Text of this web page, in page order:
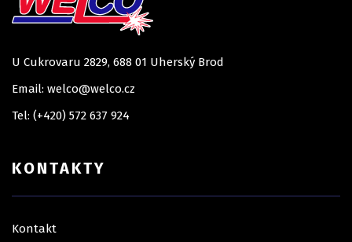
U Cukrovaru 2829, 688 01 Uherský Brod
Email: welco@welco.cz
Tel: (+420) 572 637 924
KONTAKTY
Kontakt